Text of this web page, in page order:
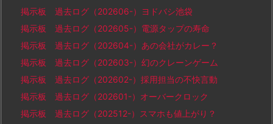
掲示板 過去ログ（202606-）ヨドバシ池袋
掲示板 過去ログ（202605-）電源タップの寿命
掲示板 過去ログ（202604-）あの会社がカレー？
掲示板 過去ログ（202603-）幻のクレーンゲーム
掲示板 過去ログ（202602-）採用担当の不快言動
掲示板 過去ログ（202601-）オーバークロック
掲示板 過去ログ（202512-）スマホも値上がり？